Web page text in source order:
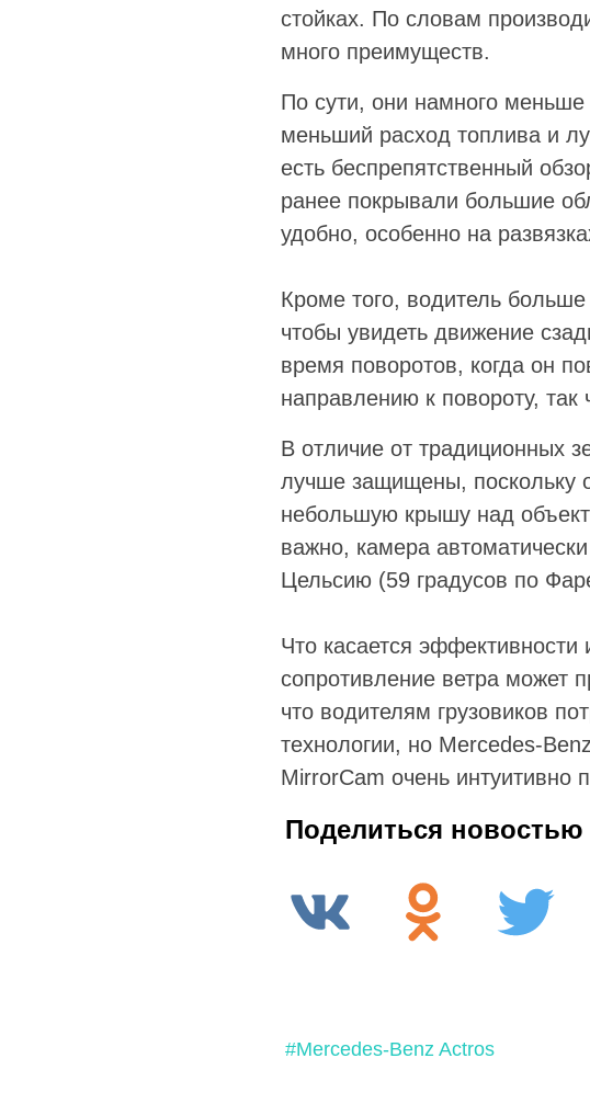
стойках. По словам
много преимуществ.
По сути, они намного
меньший расход топлива и
есть беспрепятственный
ранее покрывали большие
удобно, особенно на
Кроме того, водитель
чтобы увидеть движение
время поворотов, когда он
направлению к повороту, так
В отличие от традиционных
лучше защищены, поскольку
небольшую крышу над
важно, камера
Цельсию (59 градусов по
Что касается
сопротивление ветра может
что водителям грузовиков
технологии, но Mercedes-
MirrorCam очень интуитивно
Поделиться новостью
#Mercedes-Benz Actros